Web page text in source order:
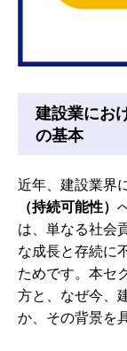
建設業にお
の基本
近年、建設業界
（持続可能性）
は、単なる社会
な成長と存続に
ためです。本セ
方と、なぜ今、
か、その背景を